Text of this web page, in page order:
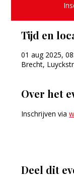
Tijd en
01 aug 2025,
Brecht,
Over het
Inschrijven via
Deel dit